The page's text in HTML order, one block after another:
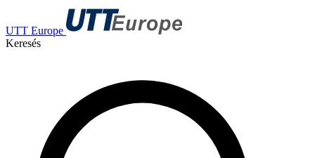
UTT Europe
Keresés